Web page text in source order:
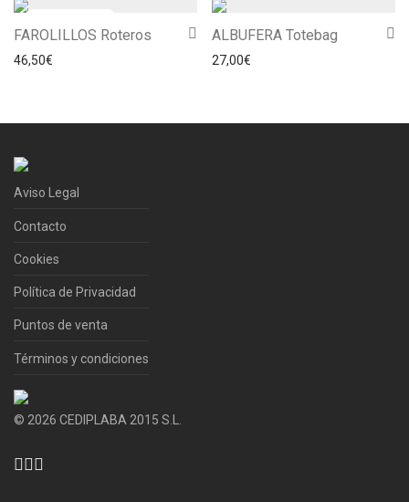
FAROLILLOS Roteros
46,50€
ALBUFERA Totebag
27,00€
Aviso Legal
Contacto
Cookies
Política de Privacidad
Puntos de venta
Términos y condiciones
© 2026 CEDIPLABA 2015 S.L.